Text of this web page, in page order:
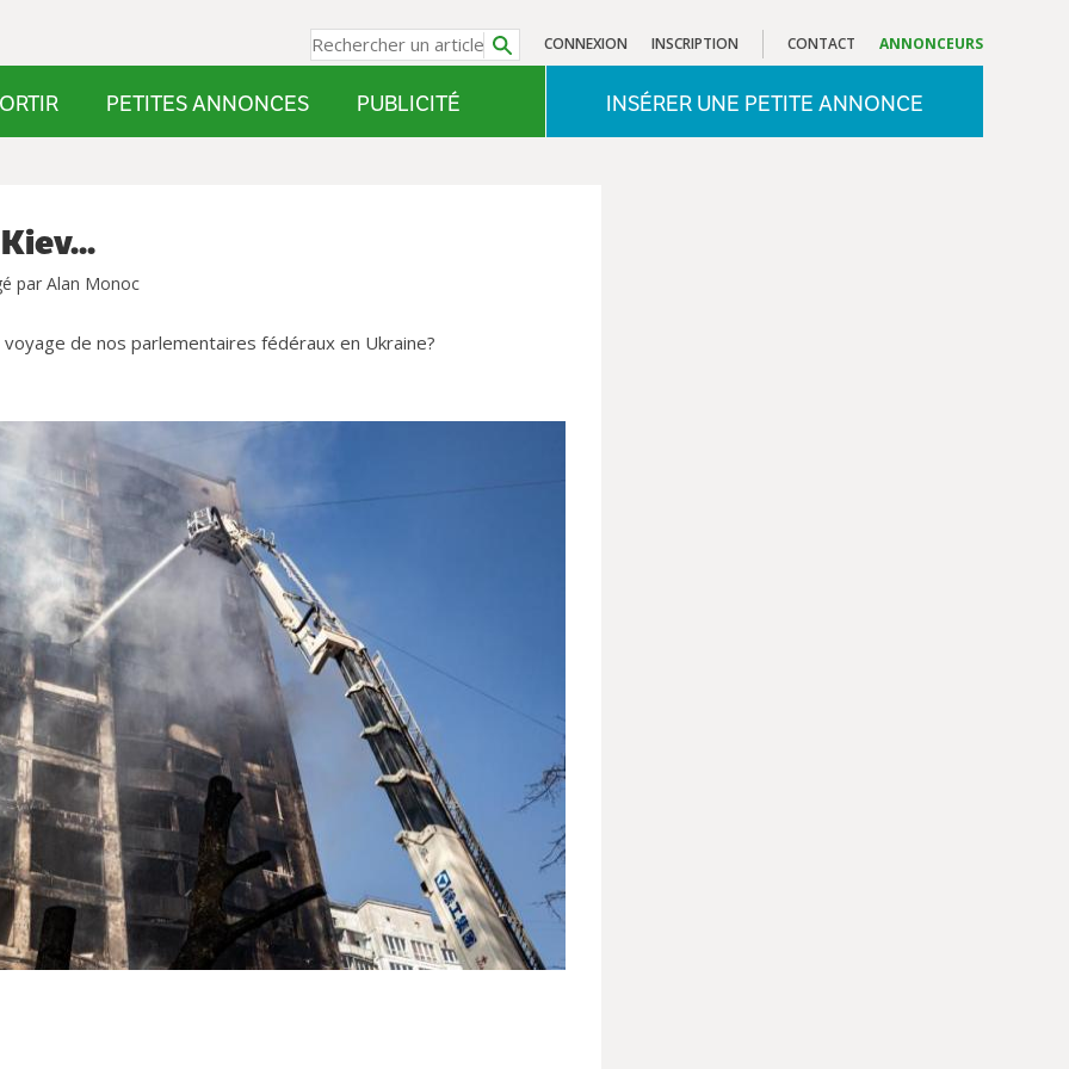
CONTACT ANNONCEURS
CONNEXION INSCRIPTION
PETITES ANNONCES PUBLICITÉ INSÉRER UNE PETITE ANNONCE
par Alan Monoc
de nos parlementaires fédéraux en Ukraine?